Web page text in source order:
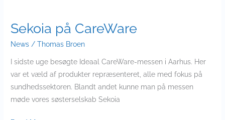
Sekoia på CareWare
News /Thomas Broen
I sidste uge besøgte Ideaal CareWare-messen i Aarhus. Her
var et væld af produkter repræsenteret, alle med fokus på
sundhedssektoren. Blandt andet kunne man på messen
møde vores søsterselskab Sekoia